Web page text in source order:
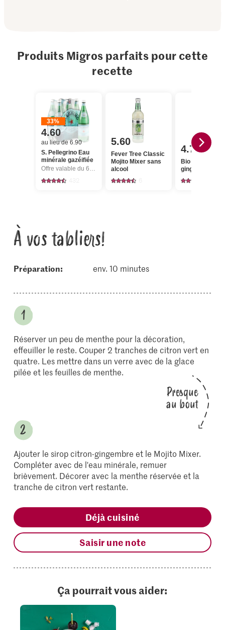
Produits Migros parfaits pour cette
recette
33%
4.60
au lieu de 6.90
S. Pellegrino Eau
minérale gazéifiée
Offre valable du 6.8 au 12.8.2026, jusqu’à épuisement du stock.
5.60
Fever Tree Classic
Mojito Mixer sans
alcool
4.75
Bio Sirop
gingembre
À vos tabliers!
Préparation: env. 10 minutes
Réserver un peu de menthe pour la décoration,
effeuiller le reste. Couper 2 tranches de citron vert en
quatre. Les mettre dans un verre avec de la glace
pilée et les feuilles de menthe.
Presque
au bout
Ajouter le sirop citron-gingembre et le Mojito Mixer.
Compléter avec de l'eau minérale, remuer
brièvement. Décorer avec la menthe réservée et la
tranche de citron vert restante.
Déjà cuisiné
Saisir une note
Ça pourrait vous aider: